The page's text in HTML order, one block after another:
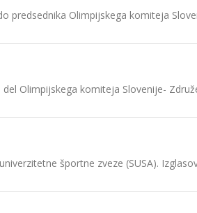
Olimpijskega komiteja
Olimpijskega komiteja Slovenije-
športne zveze (SUSA).